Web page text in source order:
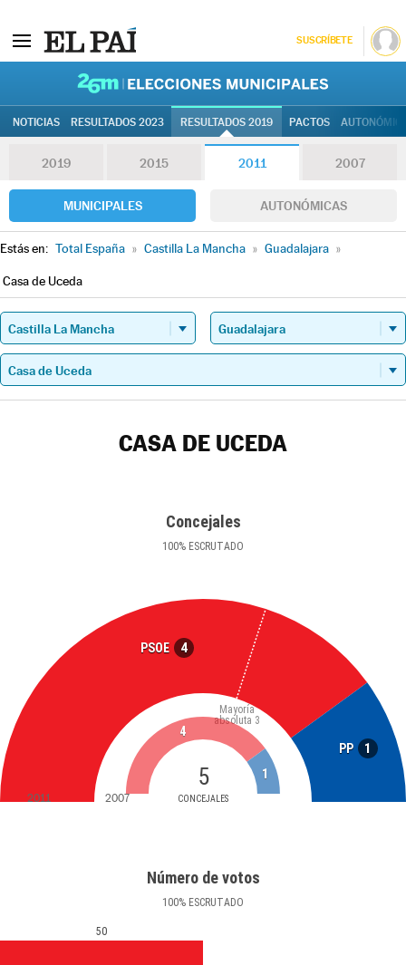
SUSCRÍBETE
NOTICIAS RESULTADOS 2023 RESULTADOS 2019 PACTOS
2019 2015 2011 2007
MUNICIPALES AUTONÓMICAS
Estás en: Total España » Castilla La Mancha » Guadalajara »
Casa de Uceda
CASA DE UCEDA
Concejales
100% ESCRUTADO
PSOE 4
PP 1
5
CONCEJALES
Mayoría
absoluta 3
4
1
2011 2007
Número de votos
100% ESCRUTADO
50